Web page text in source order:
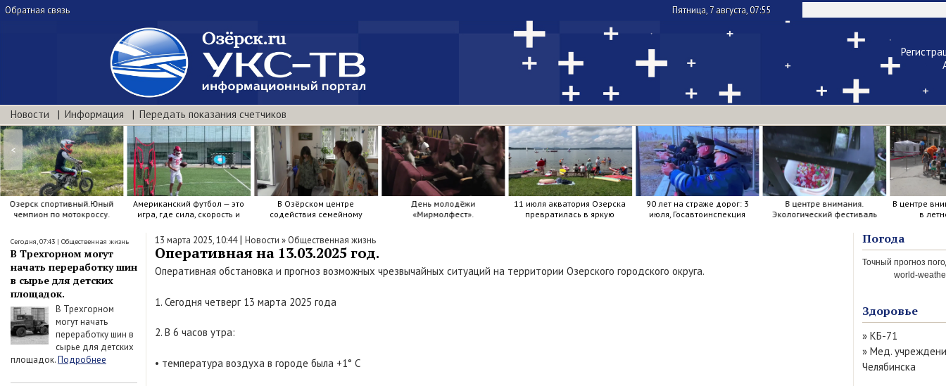
Обратная связь Пятница, 7 августа, 07:55
Чужой
Напомнить
Новости Информация Передать показания счетчиков
Озерск спортивный.Юный
чемпион по мотокроссу.
Американский футбол — это
игра, где сила, скорость и
В Озёрском центре
содействия семейному
День молодёжи
«Мирмолфест».
11 июля акватория Озерска
превратилась в яркую
90 лет на страже дорог: 3
июля, Госавтоинспекция
В центре внимания.
Экологический фестиваль
В центре
в
<
Сегодня, 07:43 | Общественная жизнь
В Трехгорном могут
начать переработку шин
в сырье для детских
площадок.
В Трехгорном
могут начать
переработку шин в
сырье для детских
площадок.Подробнее
13 марта 2025, 10:44| Новости » Общественная жизнь
Оперативная на 13.03.2025 год.
Оперативная обстановка и прогноз возможных чрезвычайных ситуаций на территории Озерского городского округа.
1. Сегодня четверг 13 марта 2025 года
2. В 6 часов утра:
• температура воздуха в городе была +1° С
Погода
world-
Здоровье
» КБ-71
» Мед.
Челябинска